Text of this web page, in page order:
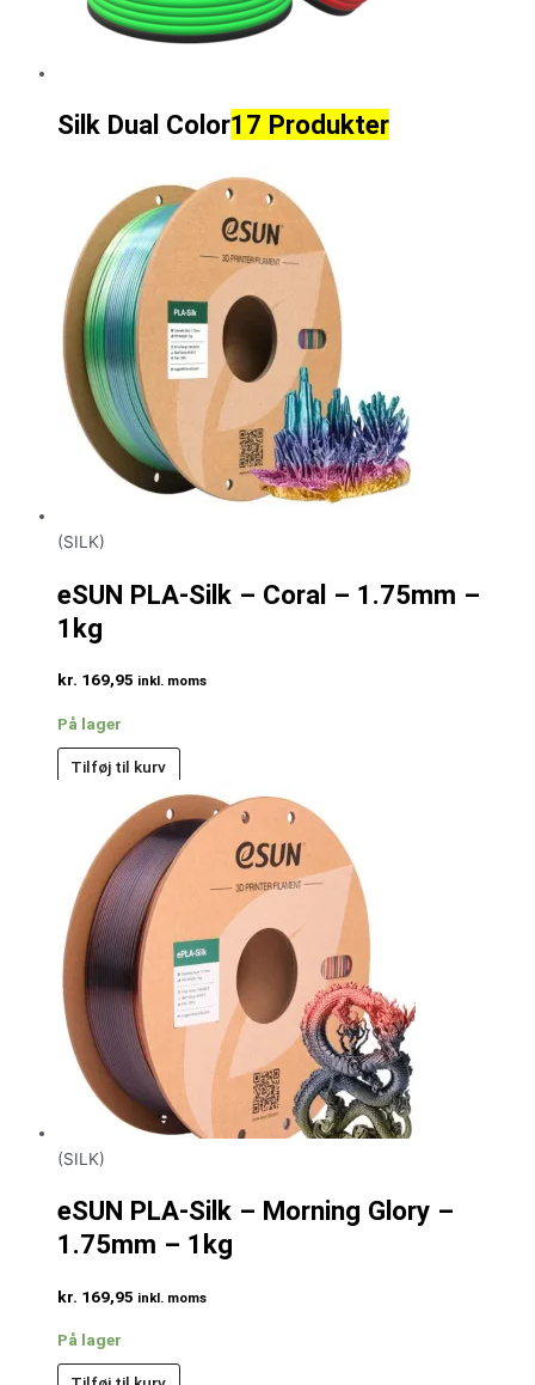
Silk Dual Color17 Produkter
(SILK)
eSUN PLA-Silk – Coral – 1.75mm –
1kg
kr. 169,95 inkl. moms
På lager
Tilføj til kurv
(SILK)
eSUN PLA-Silk – Morning Glory –
1.75mm – 1kg
kr. 169,95 inkl. moms
På lager